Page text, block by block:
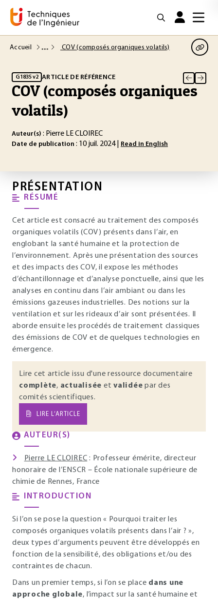
Accueil COV (composés organiques volatils)
G1835 v2 ARTICLE DE RÉFÉRENCE
COV (composés organiques
volatils)
Auteur(s) : Pierre LE CLOIREC
Date de publication : 10 juil. 2024 | Read in English
PRÉSENTATION
RÉSUMÉ
Cet article est consacré au traitement des composés
organiques volatils (COV) présents dans l’air, en
englobant la santé humaine et la protection de
l’environnement. Après une présentation des sources
et des impacts des COV, il expose les méthodes
d’échantillonnage et d’analyse ponctuelle, ainsi que les
analyses en continu dans l’air ambiant ou dans les
émissions gazeuses industrielles. Des notions sur la
ventilation et sur les rideaux d’air sont présentées. Il
aborde ensuite les procédés de traitement classiques
des émissions de COV et de quelques technologies en
émergence.
Lire cet article issu d'une ressource documentaire
complète, actualisée et validée par des
comités scientifiques.
LIRE L’ARTICLE
AUTEUR(S)
Pierre LE CLOIREC : Professeur émérite, directeur
honoraire de l’ENSCR – École nationale supérieure de
chimie de Rennes, France
INTRODUCTION
Si l’on se pose la question « Pourquoi traiter les
composés organiques volatils présents dans l’air ? »,
deux types d’arguments peuvent être développés en
fonction de la sensibilité, des obligations et/ou des
contraintes de chacun.
Dans un premier temps, si l’on se place dans une
approche globale, l’impact sur la santé humaine et